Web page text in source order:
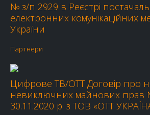
№ з/п 2929 в Реєстрі
електронних комунікаційних
України
Партнери
Цифрове ТВ/OTT Договір про
невиключних майнових прав
30.11.2020 р. з ТОВ «ОТТ